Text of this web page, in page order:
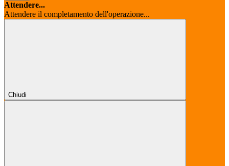
Attendere...
Attendere il completamento dell'operazione...
Chiudi